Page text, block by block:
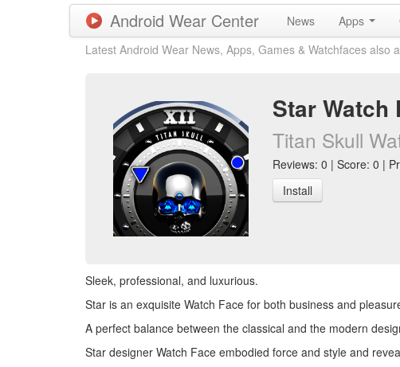
Android Wear Center News Apps
Latest Android Wear News, Apps, Games & Watchfaces also
Star Watch
Titan Skull
Reviews: 0 | Score: 0 |
Install
Sleek, professional, and luxurious.
Star is an exquisite Watch Face for both business and
A perfect balance between the classical and the modern
Star designer Watch Face embodied force and style and